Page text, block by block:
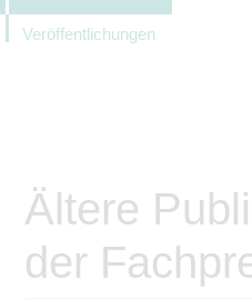
Veröffentlichungen
Ältere
der